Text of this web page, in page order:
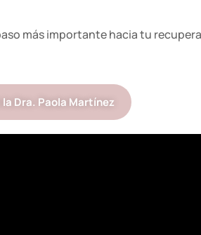
más importante hacia tu
Dra. Paola Martínez